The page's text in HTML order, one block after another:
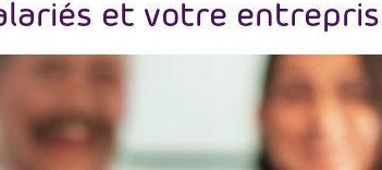
et votre